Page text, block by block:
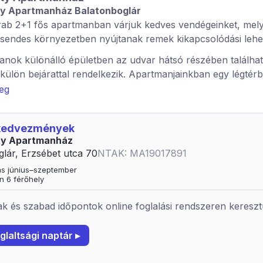
Apartmanház Balatonboglár
2+1 fős apartmanban várjuk kedves vendégeinket,
környezetben nyújtanak remek kikapcsolódási
különálló épületben az udvar hátsó részében
bejárattal rendelkezik. Apartmanjainkban egy
nappali, és főző sarok. Mindegyik saját zuhanyzóval
konyhai felszerelés. A két ágy mellett található egy
hozható. SZÉP kártyát nem fogadunk el. Vendégeinket
01 szeptember 01 között fogadjuk. július 01. augusztus
éjszakás foglalásokat fogadunk el.
strand: 800 m
700 m
Apartmanház
Erzsébet utca 70NTAK: MA19017891
június–szeptember
6 férőhely
és szabad időpontok online foglalási rendszeren
naptár ▸